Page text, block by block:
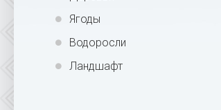
Ягоды
Водоросли
Ландшафт